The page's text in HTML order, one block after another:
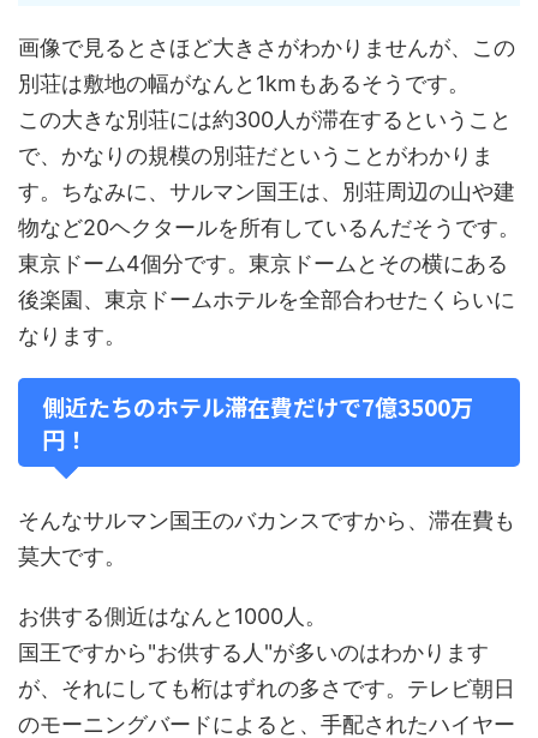
画像で見るとさほど大きさがわかりませんが、この
別荘は敷地の幅がなんと1kmもあるそうです。
この大きな別荘には約300人が滞在するということ
で、かなりの規模の別荘だということがわかりま
す。ちなみに、サルマン国王は、別荘周辺の山や建
物など20ヘクタールを所有しているんだそうです。
東京ドーム4個分です。東京ドームとその横にある
後楽園、東京ドームホテルを全部合わせたくらいに
なります。
側近たちのホテル滞在費だけで7億3500万
円！
そんなサルマン国王のバカンスですから、滞在費も
莫大です。
お供する側近はなんと1000人。
国王ですから"お供する人"が多いのはわかります
が、それにしても桁はずれの多さです。テレビ朝日
のモーニングバードによると、手配されたハイヤー